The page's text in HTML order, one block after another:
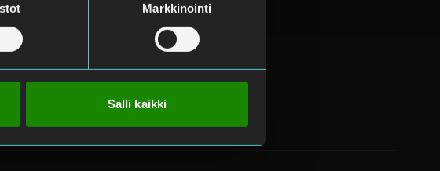
Markkinointi
Salli kaikki